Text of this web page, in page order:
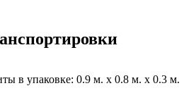
в упаковке: 0.9 м. x 0.8 м. x 0.3 м.